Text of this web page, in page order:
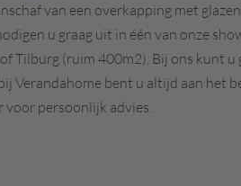
van een overkapping met
u graag uit in één van onze
Tilburg (ruim 400m2). Bij ons kunt
Verandahome bent u altijd aan het
voor persoonlijk advies.